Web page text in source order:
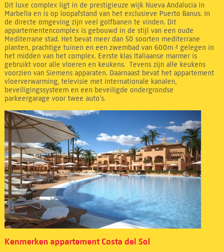
Dit luxe complex ligt in de prestigieuze wijk Nueva Andalucia in
Marbella en is op loopafstand van het exclusieve Puerto Banus. In
de directe omgeving zijn veel golfbanen te vinden. Dit
appartementencomplex is gebouwd in de stijl van een oude
Mediterrane stad. Het bevat meer dan 50 soorten mediterrane
planten, prachtige tuinen en een zwembad van 600m ² gelegen in
het midden van het complex. Eerste klas Italiaanse marmer is
gebruikt voor alle vloeren en keukens. Tevens zijn alle keukens
voorzien van Siemens apparaten. Daarnaast bevat het appartement
vloerverwarming, televisie met internationale kanalen,
beveiligingssysteem en een beveiligde ondergrondse
parkeergarage voor twee auto’s.
Kenmerken appartement Costa del Sol